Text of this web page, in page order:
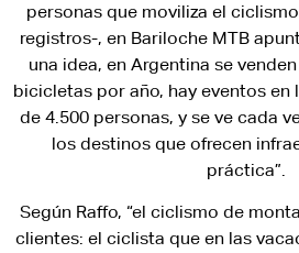
personas que moviliza el
registros-, en Bariloche MTB
una idea, en Argentina se
bicicletas por año, hay eventos
de 4.500 personas, y se ve cada
los destinos que ofrecen
práctica”.
Según Raffo, “el ciclismo de
clientes: el ciclista que en las